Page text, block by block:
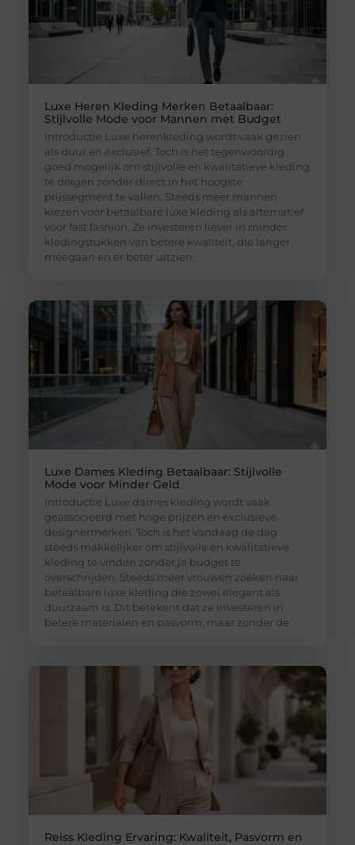
Luxe Heren Kleding Merken Betaalbaar:
Stijlvolle Mode voor Mannen met Budget
Introductie Luxe herenkleding wordt vaak gezien
als duur en exclusief. Toch is het tegenwoordig
goed mogelijk om stijlvolle en kwalitatieve kleding
te dragen zonder direct in het hoogste
prijssegment te vallen. Steeds meer mannen
kiezen voor betaalbare luxe kleding als alternatief
voor fast fashion. Ze investeren liever in minder
kledingstukken van betere kwaliteit, die langer
meegaan en er beter uitzien.
Luxe Dames Kleding Betaalbaar: Stijlvolle
Mode voor Minder Geld
Introductie Luxe dames kleding wordt vaak
geassocieerd met hoge prijzen en exclusieve
designermerken. Toch is het vandaag de dag
steeds makkelijker om stijlvolle en kwalitatieve
kleding te vinden zonder je budget te
overschrijden. Steeds meer vrouwen zoeken naar
betaalbare luxe kleding die zowel elegant als
duurzaam is. Dit betekent dat ze investeren in
betere materialen en pasvorm, maar zonder de
Reiss Kleding Ervaring: Kwaliteit, Pasvorm en